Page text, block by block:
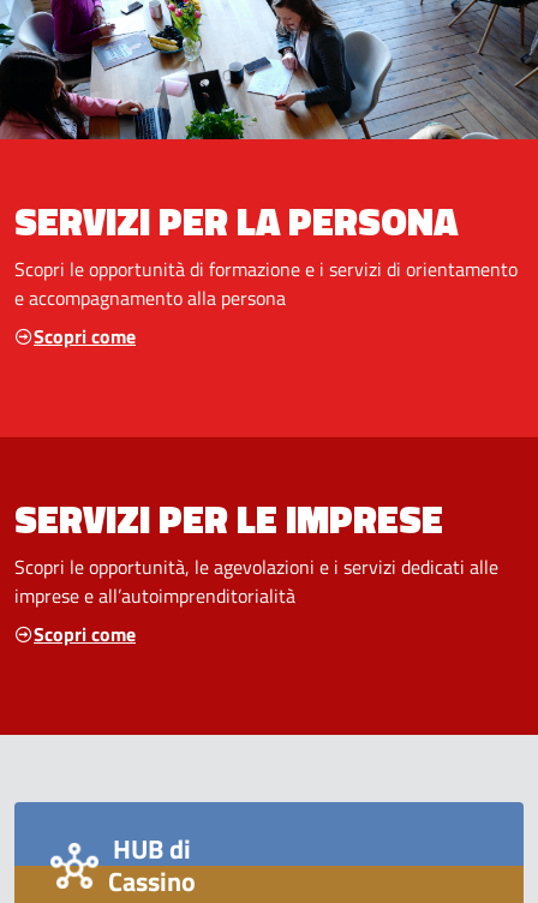
SERVIZI PER LA PERSONA
Scopri le opportunità di formazione e i servizi di orientamento
e accompagnamento alla persona
Scopri come
SERVIZI PER LE IMPRESE
Scopri le opportunità, le agevolazioni e i servizi dedicati alle
imprese e all’autoimprenditorialità
Scopri come
HUB di
Cassino